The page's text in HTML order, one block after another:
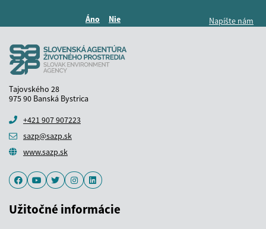
Áno
Boli tieto informácie pre vás užitočné?
Nie
Boli tieto informácie pre vás užitočné?
Napíšte nám
Tajovského 28
975 90 Banská Bystrica
+421 907 907223
sazp@sazp.sk
www.sazp.sk
FacebookYoutubeTwitterInstagramLinkedIn
Užitočné informácie